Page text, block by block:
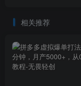
相关推荐